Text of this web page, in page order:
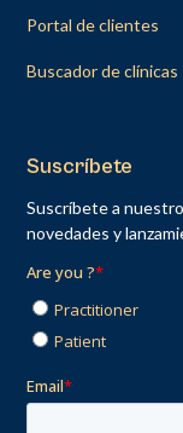
Portal de clientes
Buscador de clínicas
Suscríbete
Suscríbete a
novedades y